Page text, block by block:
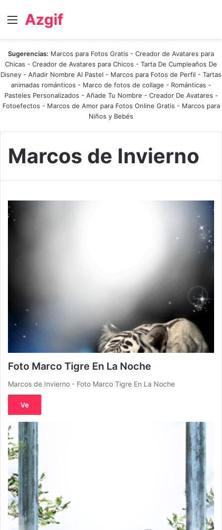
Menú
Azgif
Sugerencias: Marcos para Fotos Gratis - Creador de Avatares para
Chicas - Creador de Avatares para Chicos - Tarta De Cumpleaños De
Disney - Añadir Nombre Al Pastel - Marcos para Fotos de Perfil - Tartas
animadas románticos - Marco de fotos de collage - Románticas -
Pasteles Personalizados - Añade Tu Nombre - Creador De Avatares -
Fotoefectos - Marcos de Amor para Fotos Online Gratis - Marcos para
Niños y Bebés
Marcos de Invierno
Foto Marco Tigre En La Noche
Marcos de Invierno - Foto Marco Tigre En La Noche
Ve